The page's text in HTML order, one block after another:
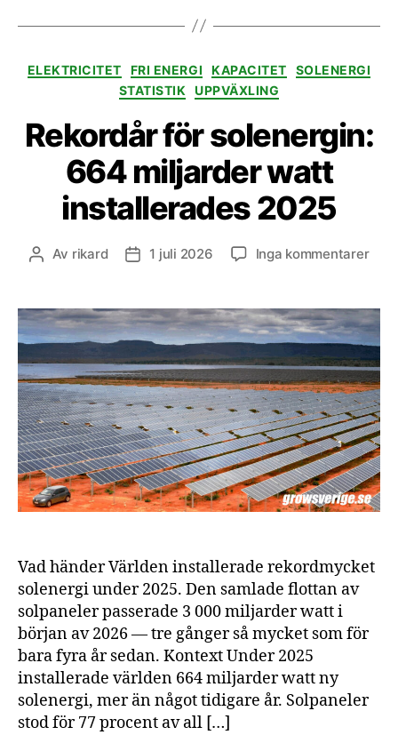
Kategorier
ELEKTRICITET FRI ENERGI KAPACITET
SOLENERGI
STATISTIK
UPPVÄXLING
Rekordår för solenergin:
664 miljarder watt
installerades 2025
Inläggsförfattare
Av rikard Inläggsdatum
1 juli 2026 Inga kommentarertill
664
watt
Vad händer Världen installerade rekordmycket
solenergi under 2025. Den samlade flottan av
solpaneler passerade 3 000 miljarder watt i
början av 2026 — tre gånger så mycket som för
bara fyra år sedan. Kontext Under 2025
installerade världen 664 miljarder watt ny
solenergi, mer än något tidigare år. Solpaneler
stod för 77 procent av all […]